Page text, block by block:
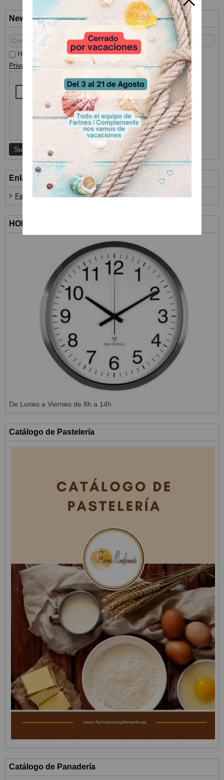
Newsletter
He leído y acepto elTratamiento de datos
Política de
Privacidad
Enlaces
Farines i Complements
HORARIO ATENCIÓN AL CLIENTE
De Lunes a Viernes de 8h a 14h
Catálogo de Pastelería
Catálogo de Panadería